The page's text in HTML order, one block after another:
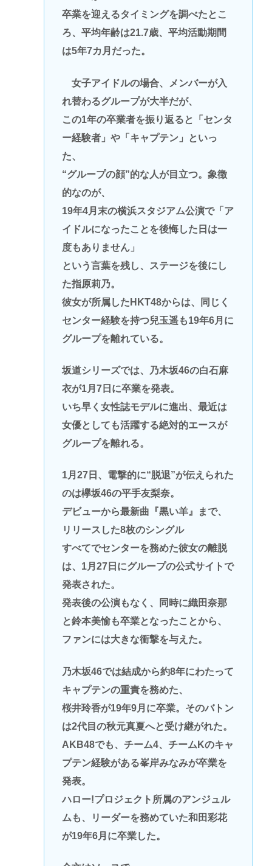
卒業を迎えるタイミングを調べたとこ
ろ、平均年齢は21.7歳、平均活動期間
は5年7カ月だった。
女子アイドルの場合、メンバーが入
れ替わるグループが大半だが、
この1年の卒業者を振り返ると「センタ
ー経験者」や「キャプテン」といっ
た、
“グループの顔”的な人が目立つ。象徴
的なのが、
19年4月末の横浜スタジアム公演で「ア
イドルになったことを後悔した日は一
度もありません」
という言葉を残し、ステージを後にし
た指原莉乃。
彼女が所属したHKT48からは、同じく
センター経験を持つ兒玉遥も19年6月に
グループを離れている。
坂道シリーズでは、乃木坂46の白石麻
衣が1月7日に卒業を発表。
いち早く女性誌モデルに進出、最近は
女優としても活躍する絶対的エースが
グループを離れる。
1月27日、電撃的に“脱退”が伝えられた
のは欅坂46の平手友梨奈。
デビューから最新曲『黒い羊』まで、
リリースした8枚のシングル
すべてでセンターを務めた彼女の離脱
は、1月27日にグループの公式サイトで
発表された。
発表後の公演もなく、同時に織田奈那
と鈴本美愉も卒業となったことから、
ファンには大きな衝撃を与えた。
乃木坂46では結成から約8年にわたって
キャプテンの重責を務めた、
桜井玲香が19年9月に卒業。そのバトン
は2代目の秋元真夏へと受け継がれた。
AKB48でも、チーム4、チームKのキャ
プテン経験がある峯岸みなみが卒業を
発表。
ハロー!プロジェクト所属のアンジュル
ムも、リーダーを務めていた和田彩花
が19年6月に卒業した。